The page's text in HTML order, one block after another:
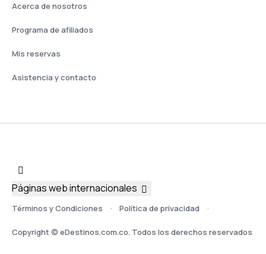
Acerca de nosotros
Programa de afiliados
Mis reservas
Asistencia y contacto
Términos y Condiciones Política de privacidad
Copyright © eDestinos.com.co. Todos los derechos reservados
Páginas web internacionales